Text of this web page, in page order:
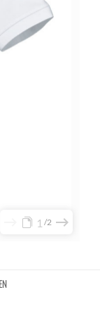
1 2